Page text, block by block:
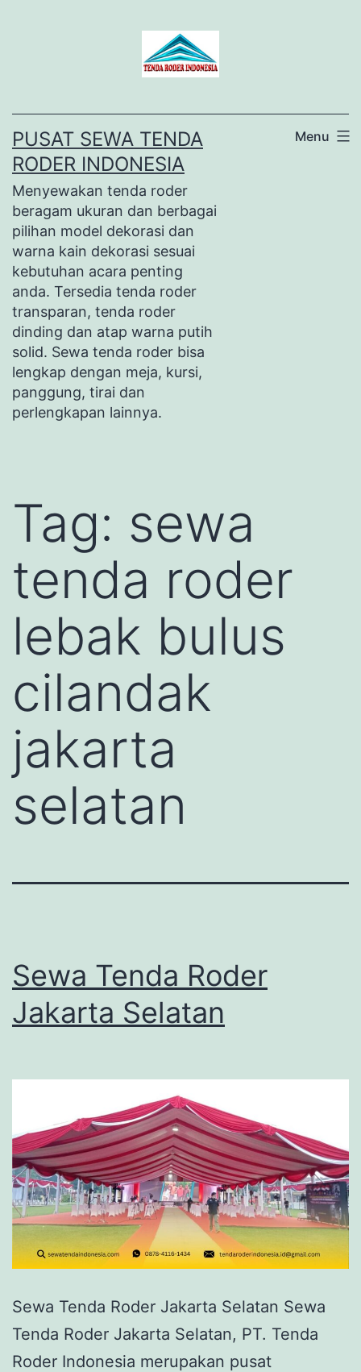
PUSAT SEWA TENDA
RODER INDONESIA
Menyewakan tenda roder
beragam ukuran dan berbagai
pilihan model dekorasi dan
warna kain dekorasi sesuai
kebutuhan acara penting
anda. Tersedia tenda roder
transparan, tenda roder
dinding dan atap warna putih
solid. Sewa tenda roder bisa
lengkap dengan meja, kursi,
panggung, tirai dan
perlengkapan lainnya.
Menu
Tag: sewa
tenda roder
lebak bulus
cilandak
jakarta
selatan
Sewa Tenda Roder
Jakarta Selatan
Sewa Tenda Roder Jakarta Selatan Sewa
Tenda Roder Jakarta Selatan, PT. Tenda
Roder Indonesia merupakan pusat